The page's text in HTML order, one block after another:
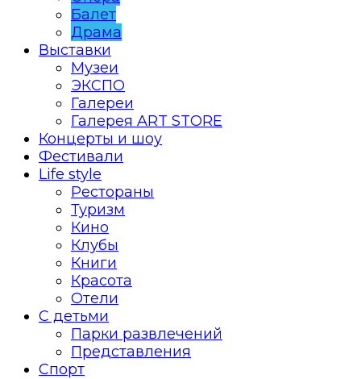
Балет
Драма
Выставки
Музеи
ЭКСПО
Галереи
Галерея ART STORE
Концерты и шоу
Фестивали
Life style
Рестораны
Туризм
Кино
Клубы
Книги
Красота
Отели
С детьми
Парки развлечений
Представления
Спорт